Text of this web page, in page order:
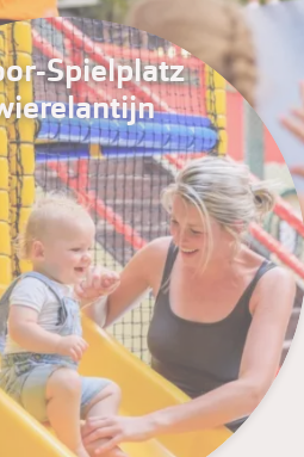
Spielplatz